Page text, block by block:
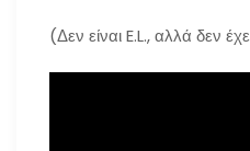
(Δεν είναι E.L., αλλά δεν